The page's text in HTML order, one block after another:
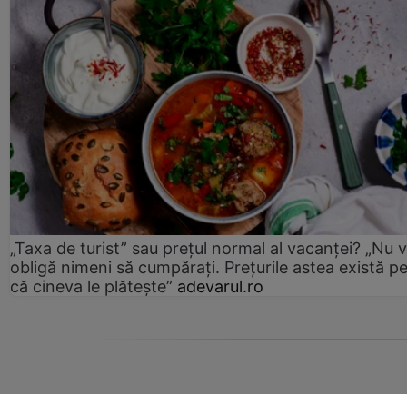
„Taxa de turist” sau prețul normal al vacanței? „Nu
obligă nimeni să cumpărați. Prețurile astea există
că cineva le plătește” adevarul.ro